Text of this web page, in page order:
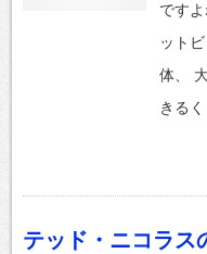
です
ット
体、
きる
テッド・ニコラス